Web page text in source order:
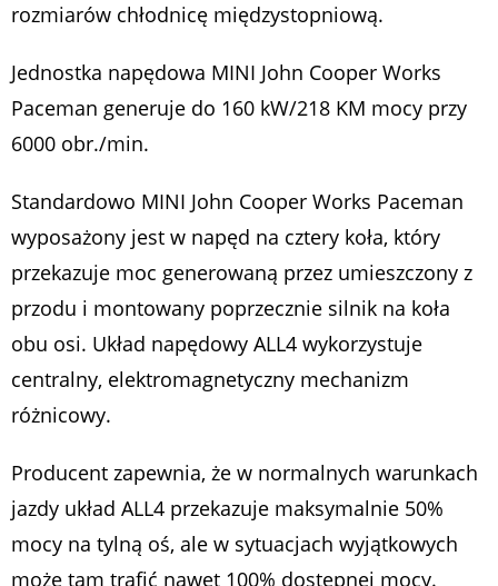
rozmiarów chłodnicę międzystopniową.
Jednostka napędowa MINI John Cooper Works
Paceman generuje do 160 kW/218 KM mocy przy
6000 obr./min.
Standardowo MINI John Cooper Works Paceman
wyposażony jest w napęd na cztery koła, który
przekazuje moc generowaną przez umieszczony z
przodu i montowany poprzecznie silnik na koła
obu osi. Układ napędowy ALL4 wykorzystuje
centralny, elektromagnetyczny mechanizm
różnicowy.
Producent zapewnia, że w normalnych warunkach
jazdy układ ALL4 przekazuje maksymalnie 50%
mocy na tylną oś, ale w sytuacjach wyjątkowych
może tam trafić nawet 100% dostępnej mocy.